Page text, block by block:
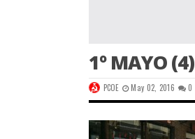
1º MAYO (4)
PCOE May 02, 2016 0